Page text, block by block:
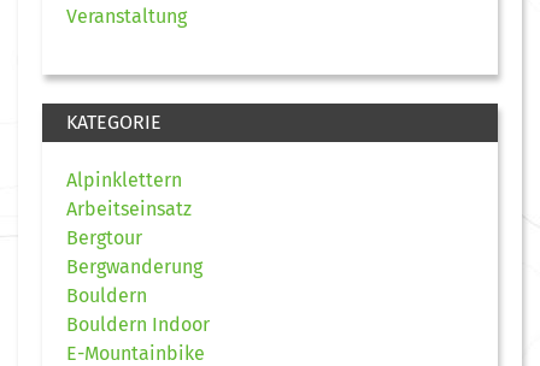
Veranstaltung
KATEGORIE
Alpinklettern
Arbeitseinsatz
Bergtour
Bergwanderung
Bouldern
Bouldern Indoor
E-Mountainbike